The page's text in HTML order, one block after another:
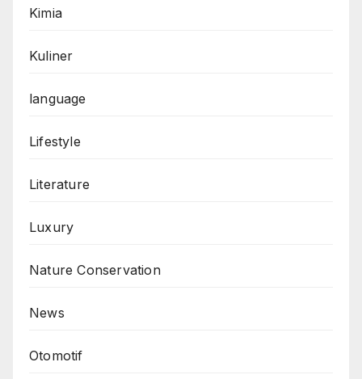
Kimia
Kuliner
language
Lifestyle
Literature
Luxury
Nature Conservation
News
Otomotif